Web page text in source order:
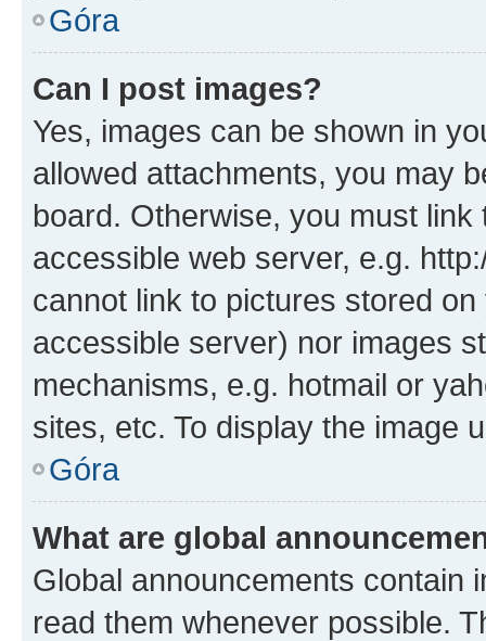
Góra
Can I post images?
Yes, images can be shown in
allowed attachments, you may
board. Otherwise, you must
accessible web server, e.g.
cannot link to pictures stored
accessible server) nor images
mechanisms, e.g. hotmail or
sites, etc. To display the image
Góra
What are global
Global announcements contain
read them whenever possible.